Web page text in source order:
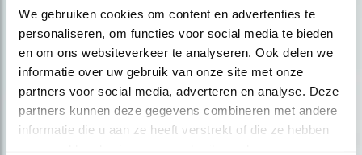
We gebruiken cookies om content en advertenties te
personaliseren, om functies voor social media te bieden
en om ons websiteverkeer te analyseren. Ook delen we
informatie over uw gebruik van onze site met onze
partners voor social media, adverteren en analyse. Deze
partners kunnen deze gegevens combineren met andere
informatie die u aan ze heeft verstrekt of die ze hebben